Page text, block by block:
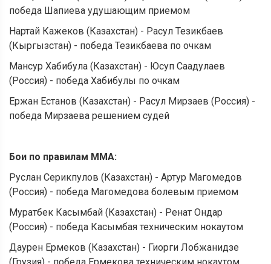
победа Шапиева удушающим приемом
Нартай Кажеков (Казахстан) - Расул Тезикбаев
(Кыргызстан) - победа Тезикбаева по очкам
Мансур Хабибула (Казахстан) - Юсуп Саадулаев
(Россия) - победа Хабибулы по очкам
Ержан Естанов (Казахстан) - Расул Мирзаев (Россия) -
победа Мирзаева решением судей
Бои по правилам ММА:
Руслан Серикпулов (Казахстан) - Артур Магомедов
(Россия) - победа Магомедова болевым приемом
Муратбек Касымбай (Казахстан) - Ренат Ондар
(Россия) - победа Касымбая техническим нокаутом
Даурен Ермеков (Казахстан) - Гиорги Лобжанидзе
(Грузия) - победа Ермекова техническим нокаутом